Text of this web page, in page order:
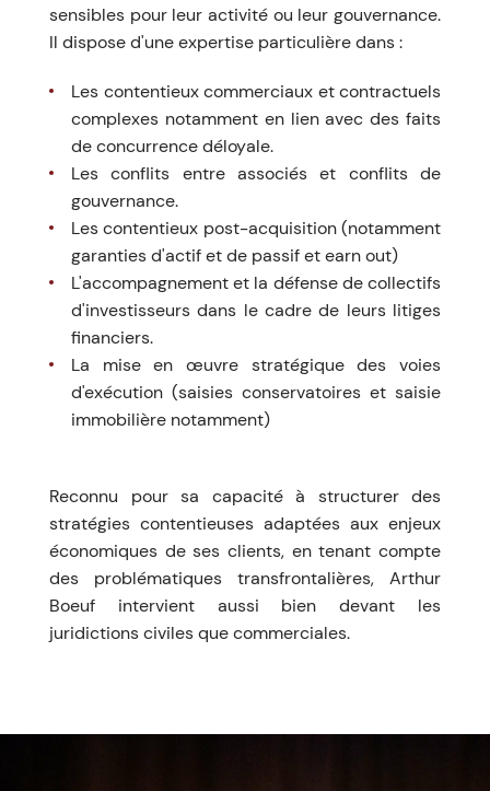
sensibles pour leur activité ou leur gouvernance.
Il dispose d'une expertise particulière dans :
Les contentieux commerciaux et contractuels
complexes notamment en lien avec des faits
de concurrence déloyale.
Les conflits entre associés et conflits de
gouvernance.
Les contentieux post-acquisition (notamment
garanties d'actif et de passif et earn out)
L'accompagnement et la défense de collectifs
d'investisseurs dans le cadre de leurs litiges
financiers.
La mise en œuvre stratégique des voies
d'exécution (saisies conservatoires et saisie
immobilière notamment)
Reconnu pour sa capacité à structurer des
stratégies contentieuses adaptées aux enjeux
économiques de ses clients, en tenant compte
des problématiques transfrontalières, Arthur
Boeuf intervient aussi bien devant les
juridictions civiles que commerciales.